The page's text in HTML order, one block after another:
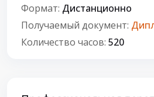
Формат: Дистанционно
Получаемый документ:
Количество часов: 520